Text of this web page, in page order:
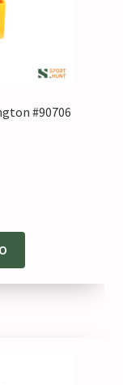
#90706